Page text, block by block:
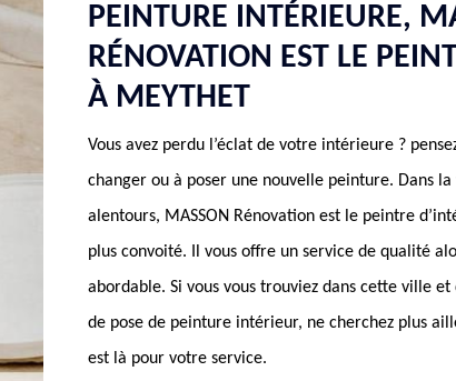
PEINTURE INTÉRIEURE,
RÉNOVATION EST LE
À MEYTHET
Vous avez perdu l’éclat de votre intérieure ?
changer ou à poser une nouvelle peinture. Dans
alentours, MASSON Rénovation est le peintre
plus convoité. Il vous offre un service de qualité
abordable. Si vous vous trouviez dans cette ville
de pose de peinture intérieur, ne cherchez plus
est là pour votre service.